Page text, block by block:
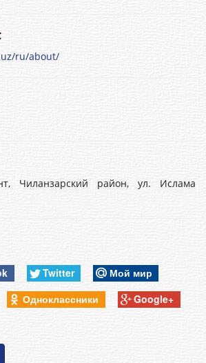
ru/about/
Чиланзарский район, ул. Ислама
Twitter
Мой мир
Одноклассники Google+